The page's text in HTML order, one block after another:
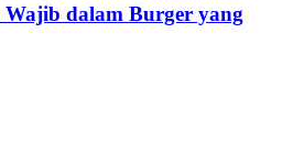
dalam Burger yang